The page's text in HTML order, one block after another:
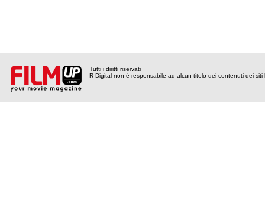
Tutti i diritti riservati
R Digital non è responsabile ad alcun titolo dei contenuti dei siti